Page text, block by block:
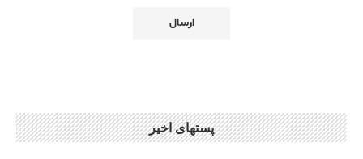
پستهای اخیر